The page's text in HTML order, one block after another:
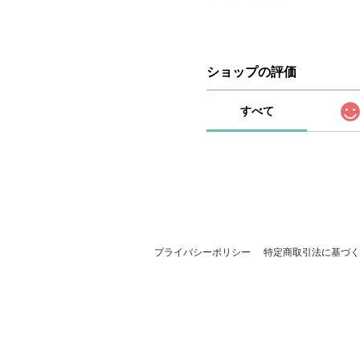
ショップの評価
すべて
プライバシーポリシー 特定商取引法に基づ